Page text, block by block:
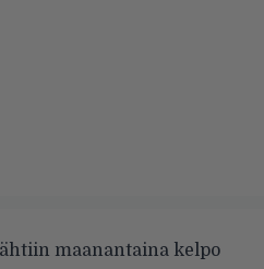
maanantaina kelpo